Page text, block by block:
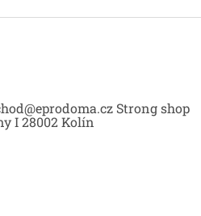
Strong shop
I 28002 Kolín